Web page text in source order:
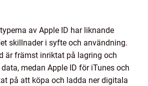
av Apple ID har liknande
skillnader i syfte och användning.
är främst inriktat på lagring och
medan Apple ID för iTunes och
på att köpa och ladda ner digitala